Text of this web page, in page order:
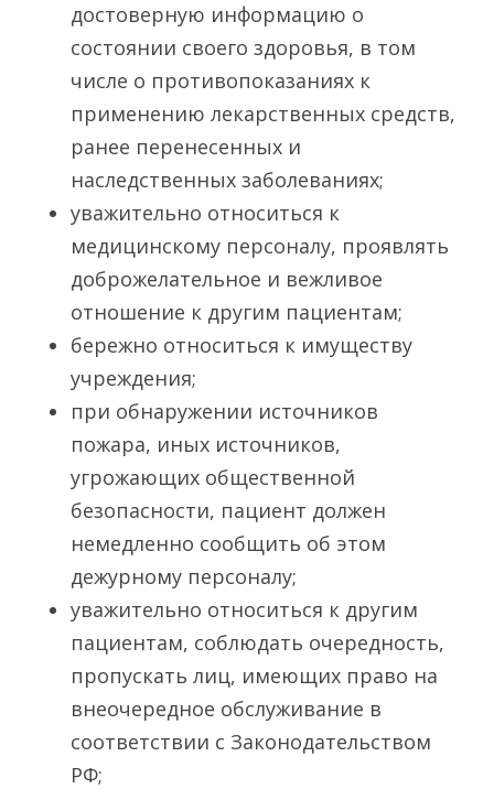
достоверную информацию о
состоянии своего здоровья, в том
числе о противопоказаниях к
применению лекарственных средств,
ранее перенесенных и
наследственных заболеваниях;
уважительно относиться к
медицинскому персоналу, проявлять
доброжелательное и вежливое
отношение к другим пациентам;
бережно относиться к имуществу
учреждения;
при обнаружении источников
пожара, иных источников,
угрожающих общественной
безопасности, пациент должен
немедленно сообщить об этом
дежурному персоналу;
уважительно относиться к другим
пациентам, соблюдать очередность,
пропускать лиц, имеющих право на
внеочередное обслуживание в
соответствии с Законодательством
РФ;